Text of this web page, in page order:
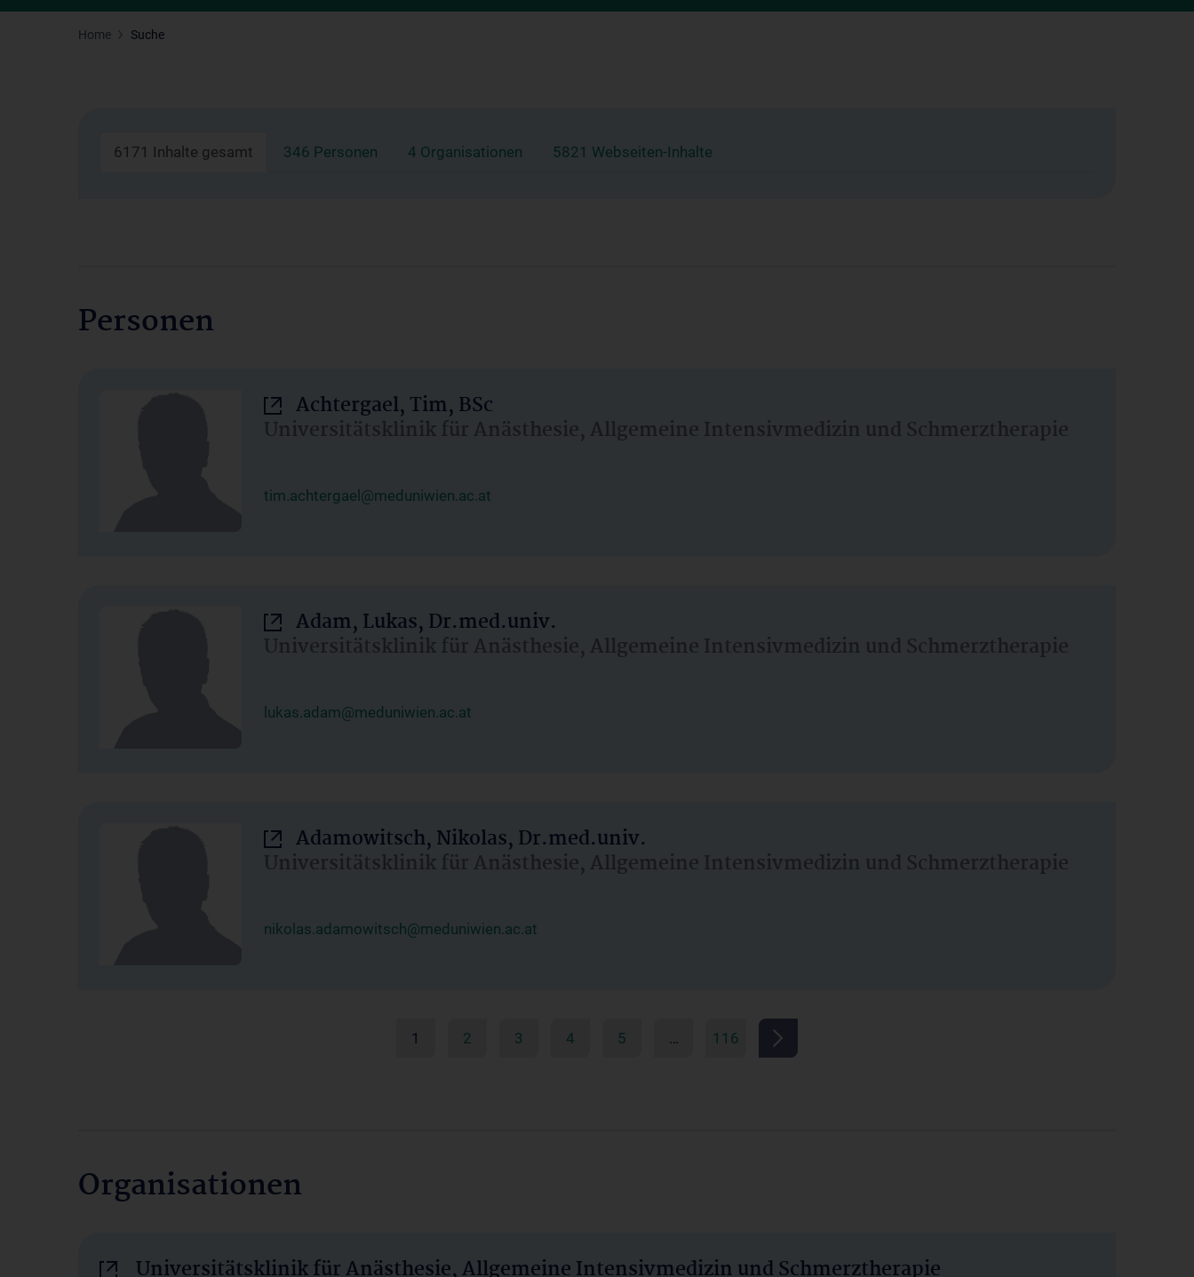
Home Suche
6171 Inhalte gesamt 346 Personen 4 Organisationen 5821 Webseiten-Inhalte
Personen
Achtergael, Tim, BSc
Universitätsklinik für Anästhesie, Allgemeine Intensivmedizin und Schmerztherapie
tim.achtergael@meduniwien.ac.at
Adam, Lukas, Dr.med.univ.
Universitätsklinik für Anästhesie, Allgemeine Intensivmedizin und Schmerztherapie
lukas.adam@meduniwien.ac.at
Adamowitsch, Nikolas, Dr.med.univ.
Universitätsklinik für Anästhesie, Allgemeine Intensivmedizin und Schmerztherapie
nikolas.adamowitsch@meduniwien.ac.at
1 2 3 4 5 … 116
Organisationen
Universitätsklinik für Anästhesie, Allgemeine Intensivmedizin und Schmerztherapie